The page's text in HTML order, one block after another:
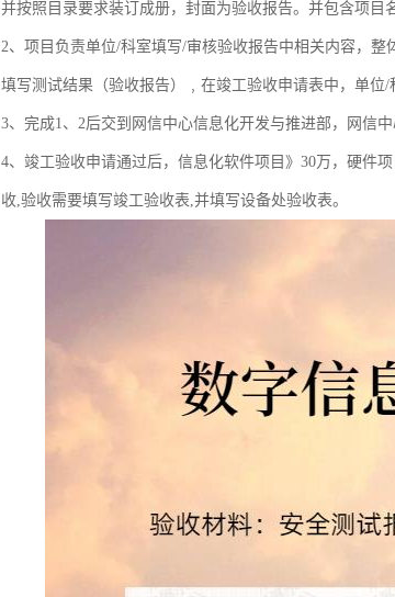
并按照目录要求装订成册，封面为验收报告。并包含项目
2、项目负责单位/科室填写/审核验收报告中相关内容，
填写测试结果（验收报告）﹐在竣工验收申请表中，单位/
3、完成1、2后交到网信中心信息化开发与推进部，网信
4、竣工验收申请通过后，信息化软件项目》30万，硬件
收,验收需要填写竣工验收表,并填写设备处验收表。